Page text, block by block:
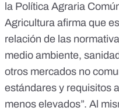
la Política Agraria
Agricultura afirma que
relación de las
medio ambiente,
otros mercados no
estándares y requisitos
menos elevados”. Al